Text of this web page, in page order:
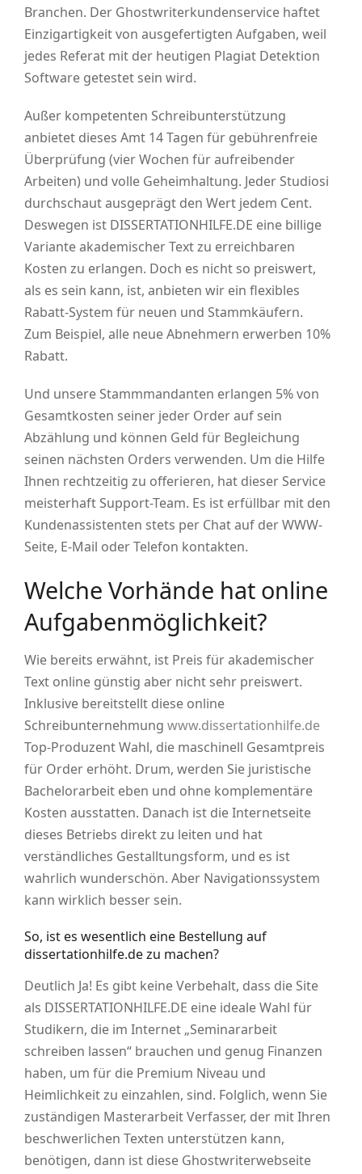
Branchen. Der Ghostwriterkundenservice haftet
Einzigartigkeit von ausgefertigten Aufgaben, weil
jedes Referat mit der heutigen Plagiat Detektion
Software getestet sein wird.
Außer kompetenten Schreibunterstützung
anbietet dieses Amt 14 Tagen für gebührenfreie
Überprüfung (vier Wochen für aufreibender
Arbeiten) und volle Geheimhaltung. Jeder Studiosi
durchschaut ausgeprägt den Wert jedem Cent.
Deswegen ist DISSERTATIONHILFE.DE eine billige
Variante akademischer Text zu erreichbaren
Kosten zu erlangen. Doch es nicht so preiswert,
als es sein kann, ist, anbieten wir ein flexibles
Rabatt-System für neuen und Stammkäufern.
Zum Beispiel, alle neue Abnehmern erwerben 10%
Rabatt.
Und unsere Stammmandanten erlangen 5% von
Gesamtkosten seiner jeder Order auf sein
Abzählung und können Geld für Begleichung
seinen nächsten Orders verwenden. Um die Hilfe
Ihnen rechtzeitig zu offerieren, hat dieser Service
meisterhaft Support-Team. Es ist erfüllbar mit den
Kundenassistenten stets per Chat auf der WWW-
Seite, E-Mail oder Telefon kontakten.
Welche Vorhände hat online
Aufgabenmöglichkeit?
Wie bereits erwähnt, ist Preis für akademischer
Text online günstig aber nicht sehr preiswert.
Inklusive bereitstellt diese online
Schreibunternehmungwww.dissertationhilfe.de
Top-Produzent Wahl, die maschinell Gesamtpreis
für Order erhöht. Drum, werden Sie juristische
Bachelorarbeit eben und ohne komplementäre
Kosten ausstatten. Danach ist die Internetseite
dieses Betriebs direkt zu leiten und hat
verständliches Gestalltungsform, und es ist
wahrlich wunderschön. Aber Navigationssystem
kann wirklich besser sein.
So, ist es wesentlich eine Bestellung auf
dissertationhilfe.de zu machen?
Deutlich Ja! Es gibt keine Verbehalt, dass die Site
als DISSERTATIONHILFE.DE eine ideale Wahl für
Studikern, die im Internet „Seminararbeit
schreiben lassen“ brauchen und genug Finanzen
haben, um für die Premium Niveau und
Heimlichkeit zu einzahlen, sind. Folglich, wenn Sie
zuständigen Masterarbeit Verfasser, der mit Ihren
beschwerlichen Texten unterstützen kann,
benötigen, dann ist diese Ghostwriterwebseite